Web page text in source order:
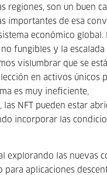
regiones, son un buen
importantes de esa
económico global.
fungibles y la
vislumbrar que se
en activos únicos
es muy ineficiente,
NFT pueden estar
incorporar las
explorando las nuevas
aplicaciones